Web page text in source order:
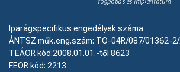
Iparágspecifikus engedélyek száma
ÁNTSZ műk.eng.szám: TO-04R/087/01362-
TEÁOR kód:2008.01.01.-től 8623
FEOR kód: 2213